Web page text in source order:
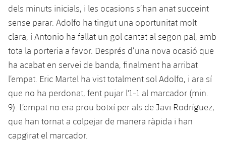
dels minuts inicials, i les ocasions s’han anat succeint
sense parar. Adolfo ha tingut una oportunitat molt
clara, i Antonio ha fallat un gol cantat al segon pal, amb
tota la porteria a favor. Després d’una nova ocasió que
ha acabat en servei de banda, finalment ha arribat
l’empat. Eric Martel ha vist totalment sol Adolfo, i ara sí
que no ha perdonat, fent pujar l'1-1 al marcador (min.
9). L’empat no era prou botxí per als de Javi Rodríguez,
que han tornat a colpejar de manera ràpida i han
capgirat el marcador.